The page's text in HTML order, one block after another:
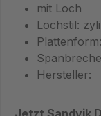
mit Loch
Lochstil:
Hersteller:
Jetzt Sandvik